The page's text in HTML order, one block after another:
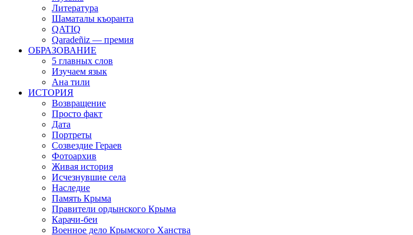
Литература
Шаматалы къоранта
QATIQ
Qaradeñiz — премия
ОБРАЗОВАНИЕ
5 главных слов
Изучаем язык
Ана тили
ИСТОРИЯ
Возвращение
Просто факт
Дата
Портреты
Созвездие Гераев
Фотоархив
Живая история
Исчезнувшие села
Наследие
Память Крыма
Правители ордынского Крыма
Карачи-беи
Военное дело Крымского Ханства